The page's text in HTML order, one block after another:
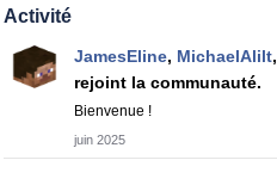
Activité
JamesEline, MichaelAlilt,
rejoint la communauté.
Bienvenue !
juin 2025